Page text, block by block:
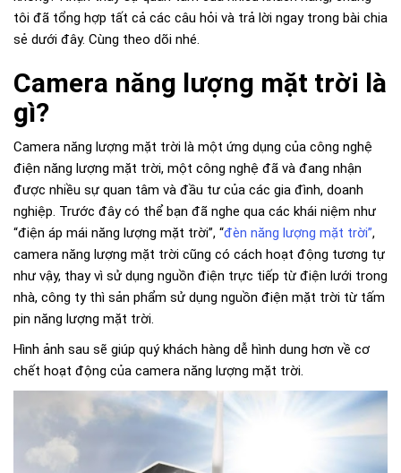
tôi đã tổng hợp tất cả các câu hỏi và trả lời ngay trong bài chia
sẻ dưới đây. Cùng theo dõi nhé.
Camera năng lượng mặt trời là
gì?
Camera năng lượng mặt trời là một ứng dụng của công nghệ
điện năng lượng mặt trời, một công nghệ đã và đang nhận
được nhiều sự quan tâm và đầu tư của các gia đình, doanh
nghiệp. Trước đây có thể bạn đã nghe qua các khái niệm như
“điện áp mái năng lượng mặt trời”, “đèn năng lượng mặt trời”,
camera năng lượng mặt trời cũng có cách hoạt động tương tự
như vậy, thay vì sử dụng nguồn điện trực tiếp từ điện lưới trong
nhà, công ty thì sản phẩm sử dụng nguồn điện mặt trời từ tấm
pin năng lượng mặt trời.
Hình ảnh sau sẽ giúp quý khách hàng dễ hình dung hơn về cơ
chết hoạt động của camera năng lượng mặt trời.